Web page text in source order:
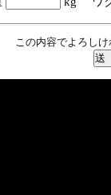
この内容でよろし